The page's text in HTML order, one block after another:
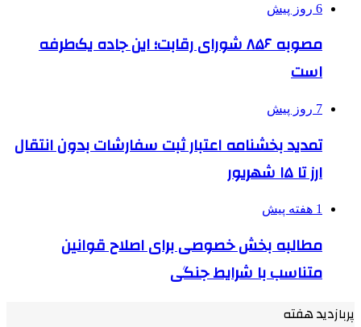
6 روز پیش
مصوبه ۸۵۶ شورای رقابت؛ این جاده یک‌طرفه
است
7 روز پیش
تمدید بخشنامه اعتبار ثبت سفارشات بدون انتقال
ارز تا ۱۵ شهریور
1 هفته پیش
مطالبه بخش خصوصی برای اصلاح قوانین
متناسب با شرایط جنگی
پربازدید هفته